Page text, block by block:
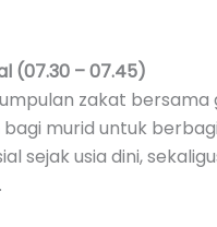
(07.30 – 07.45)
zakat bersama
murid untuk
sejak usia dini,